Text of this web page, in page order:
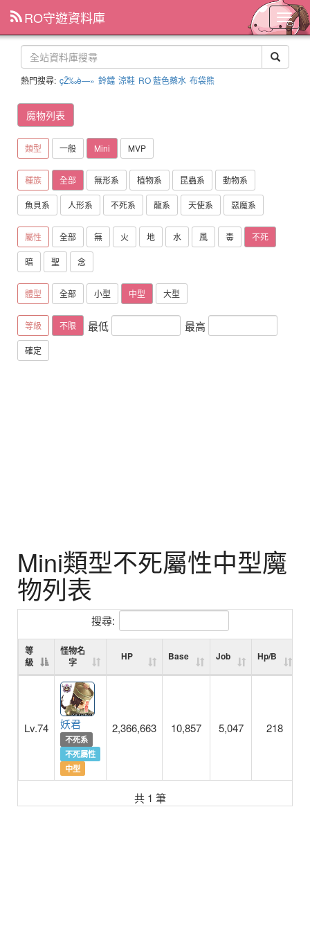
主
選
單
RO守遊資料庫
熱門搜尋: çŽ‰è—» 鈴鐺 涼鞋 RO 藍色藥水 布袋熊
魔物列表
類型 一般 Mini MVP
種族 全部 無形系 植物系 昆蟲系 動物系
魚貝系 人形系 不死系 龍系 天使系 惡魔系
屬性 全部 無 火 地 水 風 毒 不死
暗 聖 念
體型 全部 小型 中型 大型
等級 不限 最低 最高
確定
Mini類型不死屬性中型魔
物列表
搜尋:
等
級
怪物名
字
HP Base Job Hp/B
Lv.74 妖君
不死系
不死屬性
中型
2,366,663 10,857 5,047 218
共 1 筆